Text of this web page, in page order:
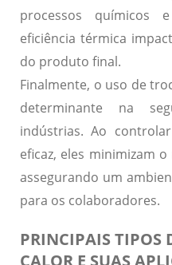
processos químicos
eficiência térmica
do produto final.
Finalmente, o uso de
determinante na
indústrias. Ao
eficaz, eles minimizam
assegurando um
para os colaboradores.
PRINCIPAIS TIPOS
CALOR E SUAS